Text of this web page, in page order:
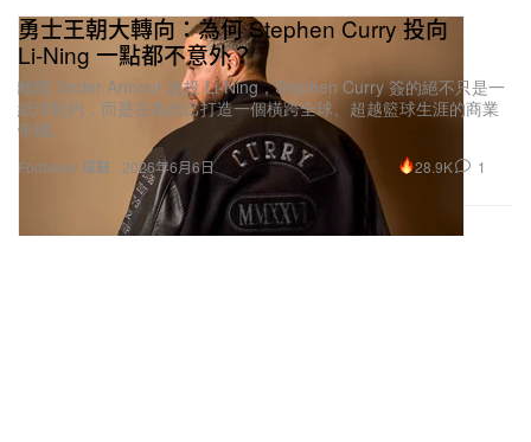
Footwear 球鞋
Li‑Ning 一點都不意外？
離開 Under Armour 改投 Li‑Ning，Stephen Curry 簽的絕不只是一
紙球鞋約，而是在為自己打造一個橫跨全球、超越籃球生涯的商業
帝國。
2026年6月6日